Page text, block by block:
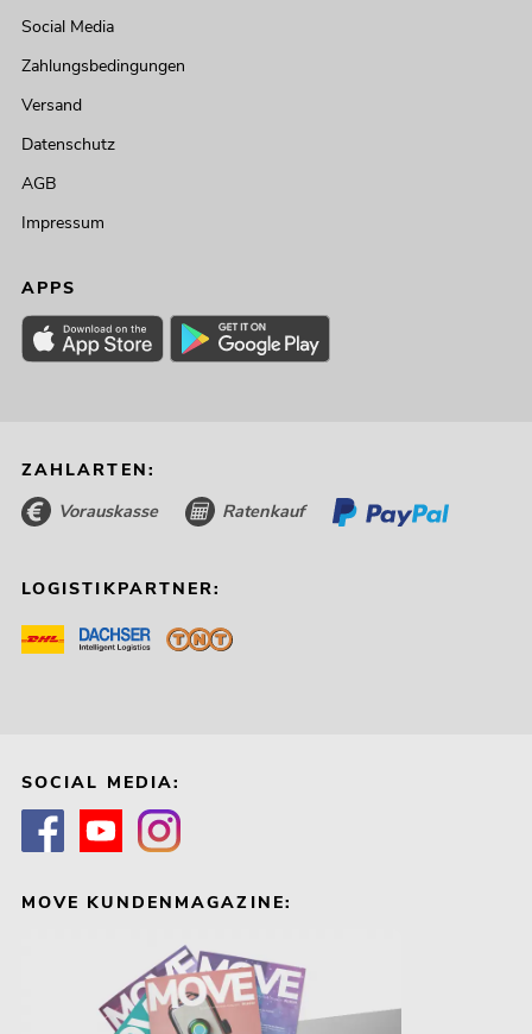
Social Media
Zahlungsbedingungen
Versand
Datenschutz
AGB
Impressum
APPS
ZAHLARTEN:
Vorauskasse Ratenkauf
LOGISTIKPARTNER:
SOCIAL MEDIA:
MOVE KUNDENMAGAZINE: